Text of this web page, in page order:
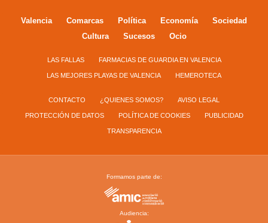
Valencia Comarcas Política Economía
Sociedad
Cultura
Sucesos Ocio
LAS FALLAS FARMACIAS DE GUARDIA EN VALENCIA
LAS MEJORES PLAYAS DE VALENCIA HEMEROTECA
CONTACTO ¿QUIENES SOMOS? AVISO LEGAL
PROTECCIÓN DE DATOS POLÍTICA DE COOKIES PUBLICIDAD
TRANSPARENCIA
Formamos parte de:
Audiencia: